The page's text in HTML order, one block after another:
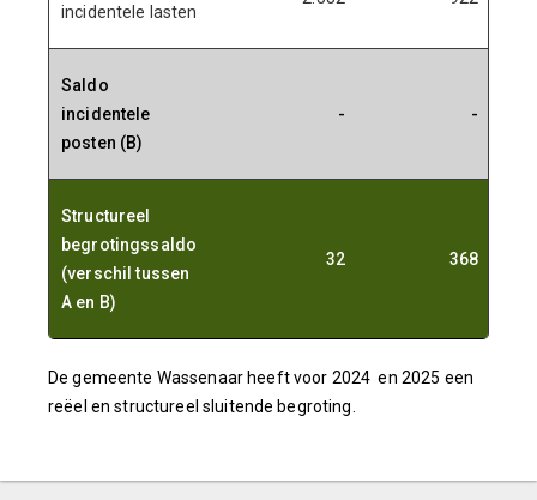
incidentele lasten
Saldo
incidentele
posten (B)
- -
Structureel
begrotingssaldo
(verschil tussen
A en B)
32 368
De gemeente Wassenaar heeft voor 2024 en 2025 een
reëel en structureel sluitende begroting.